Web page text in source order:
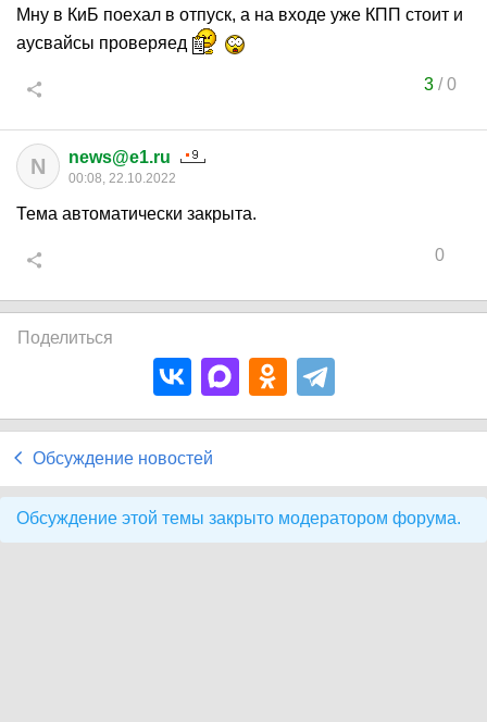
Мну в КиБ поехал в отпуск, а на входе уже КПП стоит и
аусвайсы проверяед
3/0
N news@e1.ru
00:08, 22.10.2022
Тема автоматически закрыта.
0
Поделиться
Обсуждение новостей
Обсуждение этой темы закрыто модератором форума.